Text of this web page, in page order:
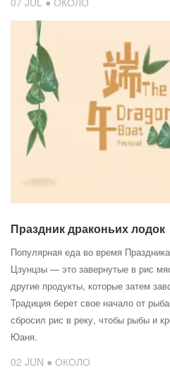
Праздник драконьих лодок
Популярная еда во время
Цзунцзы — это завернутые в рис
другие продукты, которые затем
Традиция берет свое начало от
сбросил рис в реку, чтобы рыбы и
Юаня.
02 JUN ● ОКОЛО